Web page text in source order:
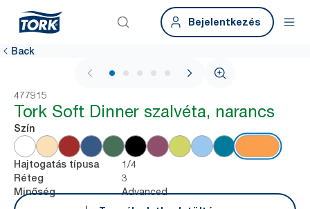
Bejelentkezés
Back
1 / 6
477915
Tork Soft Dinner szalvéta, narancs
Szín
Hajtogatás típusa 1/4
Réteg 3
Minőség
Advanced